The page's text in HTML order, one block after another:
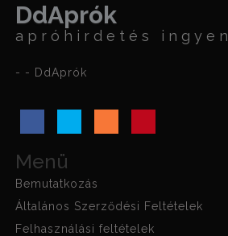
DdAprók
apróhirdetés ingyen
- - DdAprók
Menü
Bemutatkozás
Általános Szerződési Feltételek
Felhasználási feltételek